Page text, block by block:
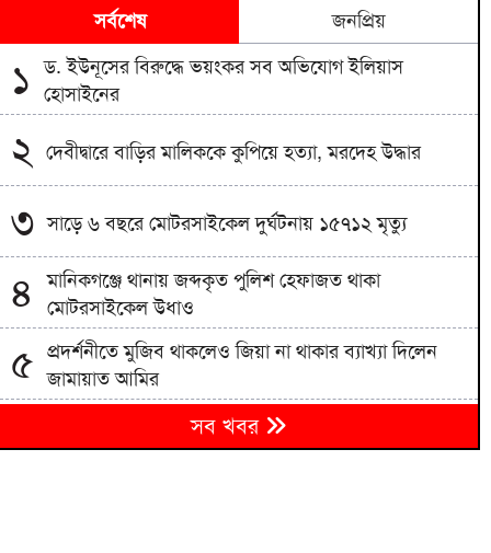
সর্বশেষ জনপ্রিয়
১ ড. ইউনূসের বিরুদ্ধে ভয়ংকর সব অভিযোগ ইলিয়াস
হোসাইনের
২ দেবীদ্বারে বাড়ির মালিককে কুপিয়ে হত্যা, মরদেহ উদ্ধার
৩ সাড়ে ৬ বছরে মোটরসাইকেল দুর্ঘটনায় ১৫৭১২ মৃত্যু
৪
মানিকগঞ্জে থানায় জব্দকৃত পুলিশ হেফাজত থাকা
মোটরসাইকেল উধাও
৫ প্রদর্শনীতে মুজিব থাকলেও জিয়া না থাকার ব্যাখ্যা দিলেন
জামায়াত আমির
৬
জামায়াতের প্রদর্শনীতে উঠে এলো ছাত্রদল নেতা আবিদের
জুলাইয়ের ভূমিকা
সব খবর